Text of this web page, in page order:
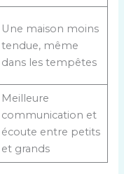
Une maison moins
tendue, même
dans les tempêtes
Meilleure
communication et
écoute entre petits
et grands